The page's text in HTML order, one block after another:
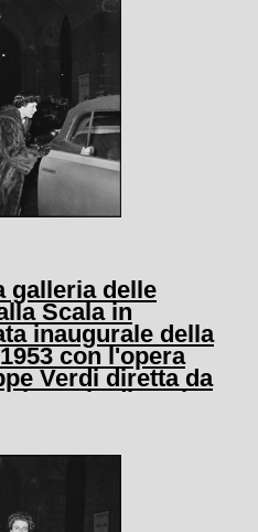
galleria delle
Scala in
inaugurale della
con l'opera
Verdi diretta da
la regia di Carl